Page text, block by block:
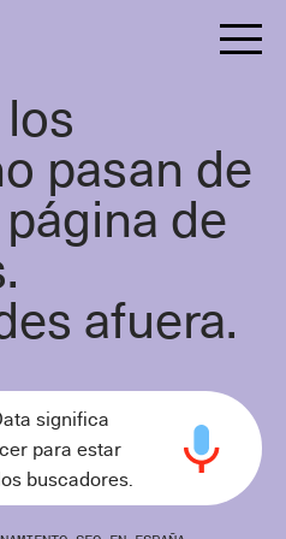
pasan de
de
afuera.
significa
para estar
buscadores.